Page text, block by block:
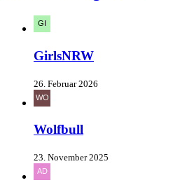
GirlsNRW
26. Februar 2026
Wolfbull
23. November 2025